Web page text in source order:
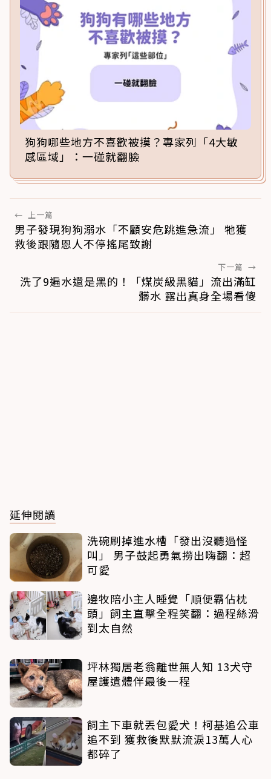
狗狗哪些地方不喜歡被摸？專家列「4大敏
感區域」：一碰就翻臉
← 上一篇
男子發現狗狗溺水「不顧安危跳進急流」 牠獲
救後跟隨恩人不停搖尾致謝
下一篇 →
洗了9遍水還是黑的！「煤炭級黑貓」流出滿缸
髒水 露出真身全場看傻
延伸閱讀
洗碗刷掉進水槽「發出沒聽過怪
叫」 男子鼓起勇氣撈出嗨翻：超
可愛
邊牧陪小主人睡覺「順便霸佔枕
頭」飼主直擊全程笑翻：過程絲滑
到太自然
坪林獨居老翁離世無人知 13犬守
屋護遺體伴最後一程
飼主下車就丟包愛犬！柯基追公車
追不到 獲救後默默流淚13萬人心
都碎了